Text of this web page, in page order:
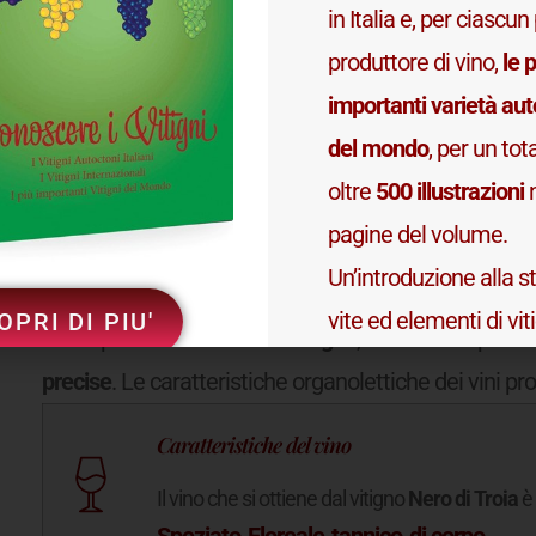
Caratteristiche dell'acino
Il vitignoNero di Troiaha acini
Nero di Troia - Caratteristiche
Ilvinoprodotto da ciascun vitigno, vinificato in
precise. Le caratteristiche organolettiche dei vini
Caratteristiche del vino
Il vino che si ottiene dal vitignoNero di Troia
DI PIU'
in Italia e, per ciascun
produttore di vino, le
importanti varietà
del mondo, per un
oltre 500 illustrazioni
pagine del volume.
Un’introduzione alla
vite ed elementi di